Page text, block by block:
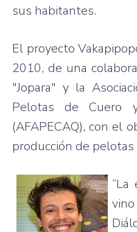
sus habitantes.
El proyecto
2010, de una
"Jopara" y la
Pelotas deCuero
(AFAPECAQ), con el
producción de pelotas
“La
vino